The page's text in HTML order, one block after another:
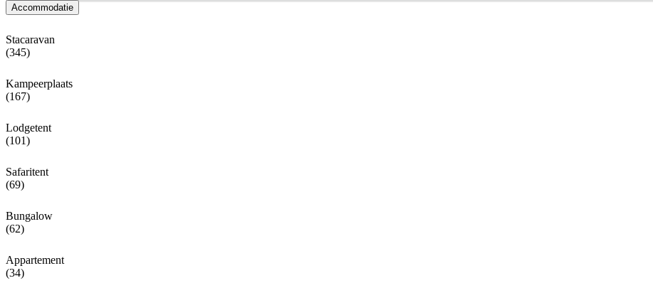
Accommodatie
Stacaravan
(345)
Kampeerplaats
(167)
Lodgetent
(101)
Safaritent
(69)
Bungalow
(62)
Appartement
(34)